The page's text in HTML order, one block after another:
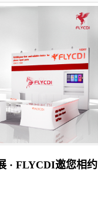
· FLYCDI邀您相约